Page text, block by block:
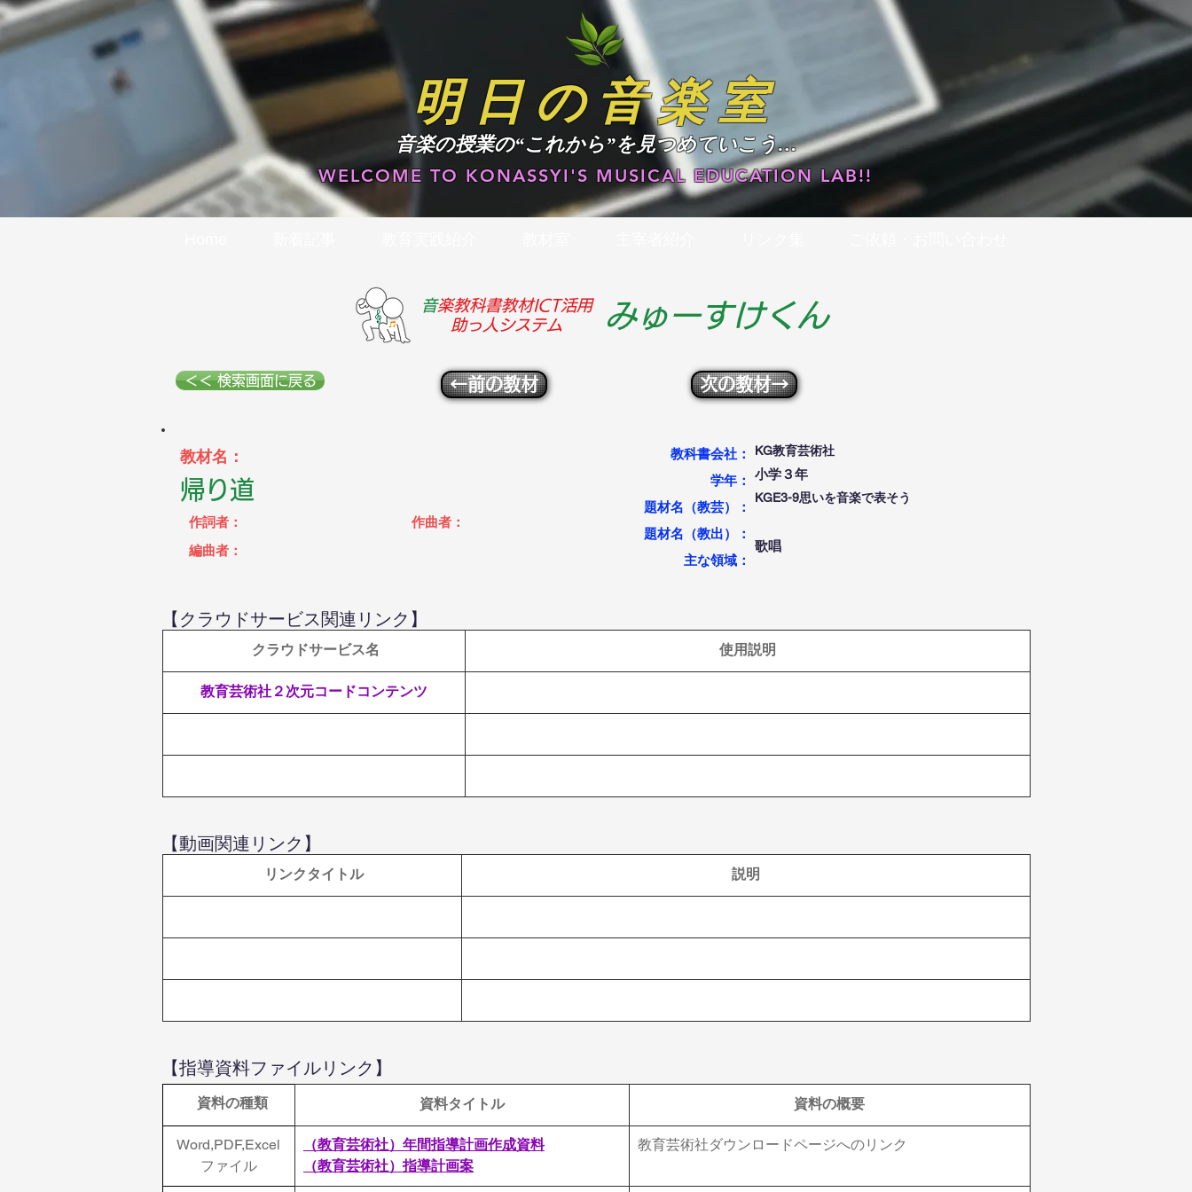
明日の音楽室
​音楽の授業の“これから”を見つめていこう…
WELCOME TO KONASSYI'S MUSICAL EDUCATION LAB!!
​音楽教科書教材ICT活用
助っ人システム
みゅーすけくん
＜＜ 検索画面に戻る ←前の教材 次の教材→
教材名：
帰り道
作詞者：
作曲者：
編曲者：
教科書会社：
学年：
題材名（教芸）：
題材名（教出）：
​主な領域：
KG教育芸術社
小学３年
KGE3-9思いを音楽で表そう
歌唱
クラウドサービス名 使用説明
教育芸術社２次元コードコンテンツ
【クラウドサービス関連リンク】
リンクタイトル 説明
【動画関連リンク】
  資料の種類
資料タイトル 資料の概要
Word,PDF,Excel
ファイル
（教育芸術社） 年間指導計画作成資料
（教育芸術社）指導計画案
教育芸術社ダウンロードページへのリンク
【指導資料ファイルリンク】